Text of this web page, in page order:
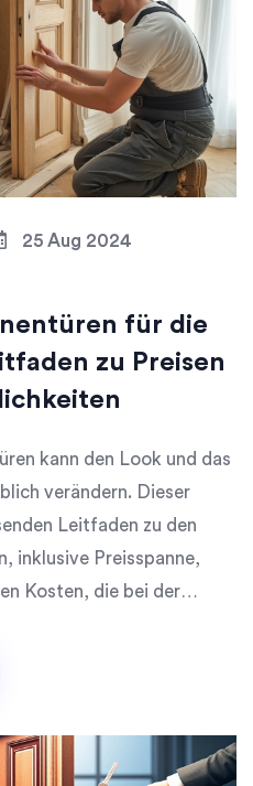
25 Aug 2024
für die
zu Preisen
kann den Look und das
verändern. Dieser
Leitfaden zu den
inklusive Preisspanne,
Kosten, die bei der
und wie Sie die
auswählen können.